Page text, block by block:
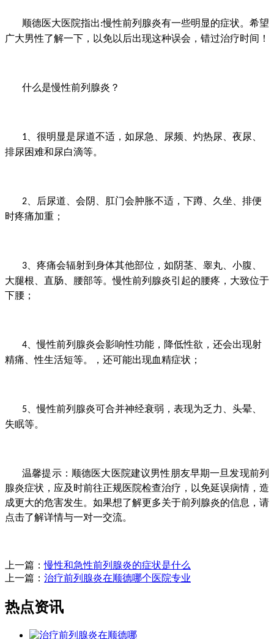
顺德医大医院指出:慢性前列腺炎有一些明显的症状。希望
广大男性了解一下，以免以后出现这种误会，错过治疗时间！
什么是慢性前列腺炎？
1 、很明显是尿道不适，如尿急、尿频、灼热尿、夜尿、
排尿困难和尿白滴等。
2 、后尿道、会阴、肛门会肿胀不适，下蹲、久坐、排便
时疼痛加重；
3 、疼痛会辐射到身体其他部位，如阴茎、睾丸、小腹、
大腿根、直肠、腰部等。慢性前列腺炎引起的腰疼，大致位于
下腰；
4 、慢性前列腺炎会影响性功能，降低性欲，还会出现射
精痛、性生活短等。，还可能出现血精症状；
5 、慢性前列腺炎可合并神经衰弱，表现为乏力、头晕、
失眠等。
温馨提示：顺德医大医院建议男性朋友早期一旦发现前列
腺炎症状，应及时前往正规医院检查治疗，以免延误病情，造
成更大的危害发生。如果想了解更多关于前列腺炎的信息，请
点击了解详情与一对一交流。
上一篇：慢性和急性前列腺炎的症状是什么
上一篇： 治疗前列腺炎在顺德哪个医院专业
热点资讯